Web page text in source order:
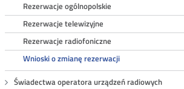
Rezerwacje ogólnopolskie
Rezerwacje telewizyjne
Rezerwacje radiofoniczne
Wnioski o zmianę rezerwacji
Świadectwa operatora urządzeń radiowych